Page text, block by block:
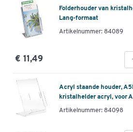
Folderhouder van
Lang-formaat
Artikelnummer: 84089
€ 11,49
Acryl staande houder,
kristalhelder acryl, voor
Artikelnummer: 84098